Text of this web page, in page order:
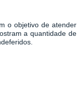
o objetivo de atender
a quantidade de